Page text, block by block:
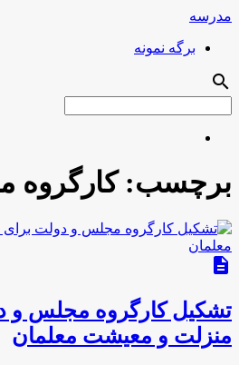
مدرسه
برگه نمونه
search
برچسب:کارگروه
description
تشکیل کارگروه مجلس و
منزلت و معیشت معلمان